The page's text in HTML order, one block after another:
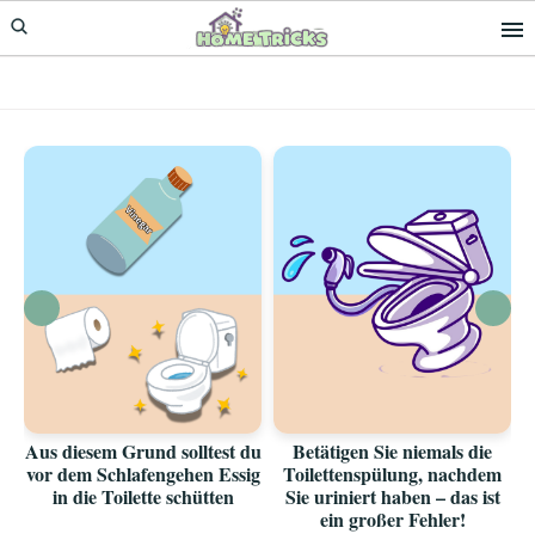
Skip
to
Skip
to
Aus diesem Grund solltest du
vor dem Schlafengehen Essig
in die Toilette schütten
Betätigen Sie niemals die
Toilettenspülung, nachdem
Sie uriniert haben – das ist
ein großer Fehler!